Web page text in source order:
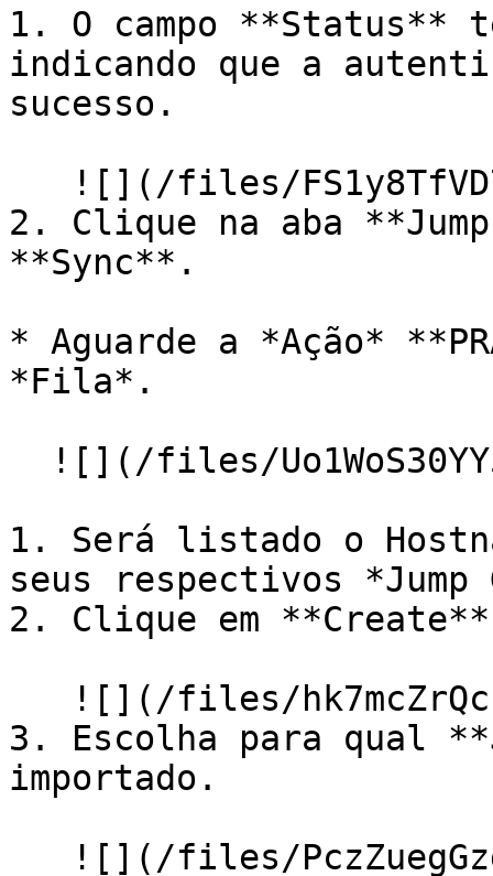
1. O campo **Status**
indicando que a
sucesso.
2. Clique na aba
**Sync**.
* Aguarde a *Ação*
*Fila*.
1. Será listado o
seus respectivos
2. Clique em
3. Escolha para qual
importado.